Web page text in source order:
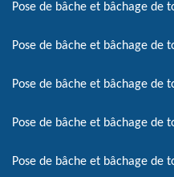
Pose de bâche et bâchage de
Pose de bâche et bâchage de
Pose de bâche et bâchage de
Pose de bâche et bâchage de
Pose de bâche et bâchage de